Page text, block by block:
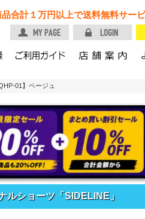
合計１万円以上で送料無料サービ
01】ベージュ
ルショーツ「SIDELINE」